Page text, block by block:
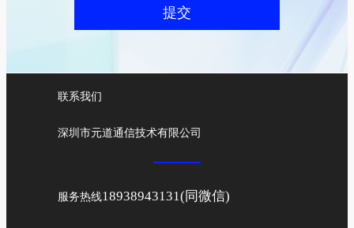
提交
联系我们
深圳市元道通信技术有限公司
服务热线18938943131(同微信)